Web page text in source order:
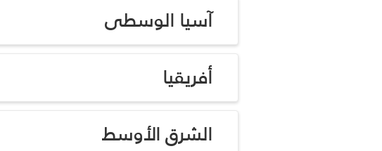
آسيا الوسطى
أفريقيا
الشرق الأوسط